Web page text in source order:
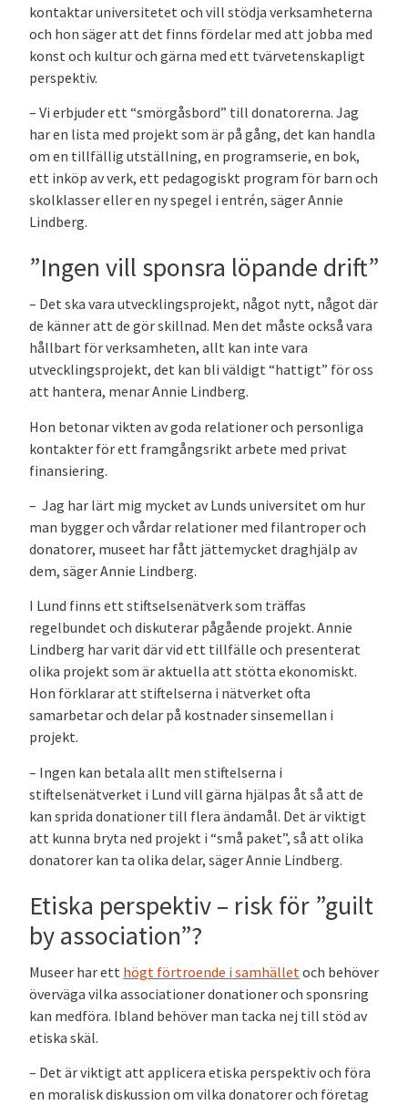
kontaktar universitetet och vill stödja verksamheterna
och hon säger att det finns fördelar med att jobba med
konst och kultur och gärna med ett tvärvetenskapligt
perspektiv.
– Vi erbjuder ett “smörgåsbord” till donatorerna. Jag
har en lista med projekt som är på gång, det kan handla
om en tillfällig utställning, en programserie, en bok,
ett inköp av verk, ett pedagogiskt program för barn och
skolklasser eller en ny spegel i entrén, säger Annie
Lindberg.
”Ingen vill sponsra löpande drift”
– Det ska vara utvecklingsprojekt, något nytt, något där
de känner att de gör skillnad. Men det måste också vara
hållbart för verksamheten, allt kan inte vara
utvecklingsprojekt, det kan bli väldigt “hattigt” för oss
att hantera, menar Annie Lindberg.
Hon betonar vikten av goda relationer och personliga
kontakter för ett framgångsrikt arbete med privat
finansiering.
– Jag har lärt mig mycket av Lunds universitet om hur
man bygger och vårdar relationer med filantroper och
donatorer, museet har fått jättemycket draghjälp av
dem, säger Annie Lindberg.
I Lund finns ett stiftselsenätverk som träffas
regelbundet och diskuterar pågående projekt. Annie
Lindberg har varit där vid ett tillfälle och presenterat
olika projekt som är aktuella att stötta ekonomiskt.
Hon förklarar att stiftelserna i nätverket ofta
samarbetar och delar på kostnader sinsemellan i
projekt.
– Ingen kan betala allt men stiftelserna i
stiftelsenätverket i Lund vill gärna hjälpas åt så att de
kan sprida donationer till flera ändamål. Det är viktigt
att kunna bryta ned projekt i “små paket”, så att olika
donatorer kan ta olika delar, säger Annie Lindberg.
Etiska perspektiv – risk för ”guilt
by association”?
Museer har ett högt förtroende i samhället och behöver
överväga vilka associationer donationer och sponsring
kan medföra. Ibland behöver man tacka nej till stöd av
etiska skäl.
– Det är viktigt att applicera etiska perspektiv och föra
en moralisk diskussion om vilka donatorer och företag